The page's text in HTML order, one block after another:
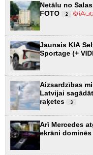
Netālu no
FOTO
2
Jaunais KIA
Sportage (+
Aizsardzības
Latvijai
raķetes
3
Arī Mercedes
ekrāni dominēs